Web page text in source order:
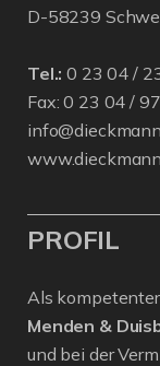
D-58239
Tel.: 0 23 04 /
Fax: 0 23 04 /
PROFIL
Als kompetenter
Menden &
und bei der